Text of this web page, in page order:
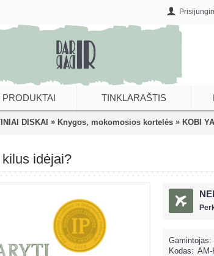
PRODUKTAI TINKLARAŠTIS
DISKAI » Knygos, mokomosios kortelės » KOBI
idėjai?
Gamintojas:
Kodas: AM-